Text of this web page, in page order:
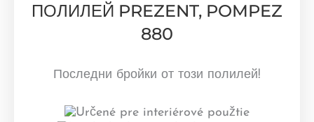
ПОЛИЛЕЙ PREZENT, POMPEZ
880
Последни бройки от този полилей!